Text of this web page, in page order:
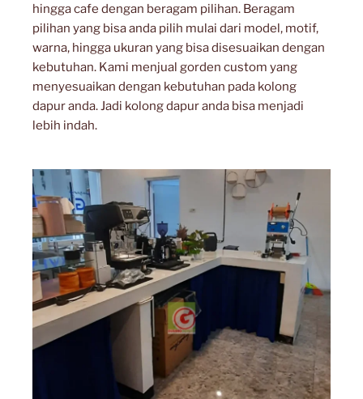
hingga cafe dengan beragam pilihan. Beragam
pilihan yang bisa anda pilih mulai dari model, motif,
warna, hingga ukuran yang bisa disesuaikan dengan
kebutuhan. Kami menjual gorden custom yang
menyesuaikan dengan kebutuhan pada kolong
dapur anda. Jadi kolong dapur anda bisa menjadi
lebih indah.